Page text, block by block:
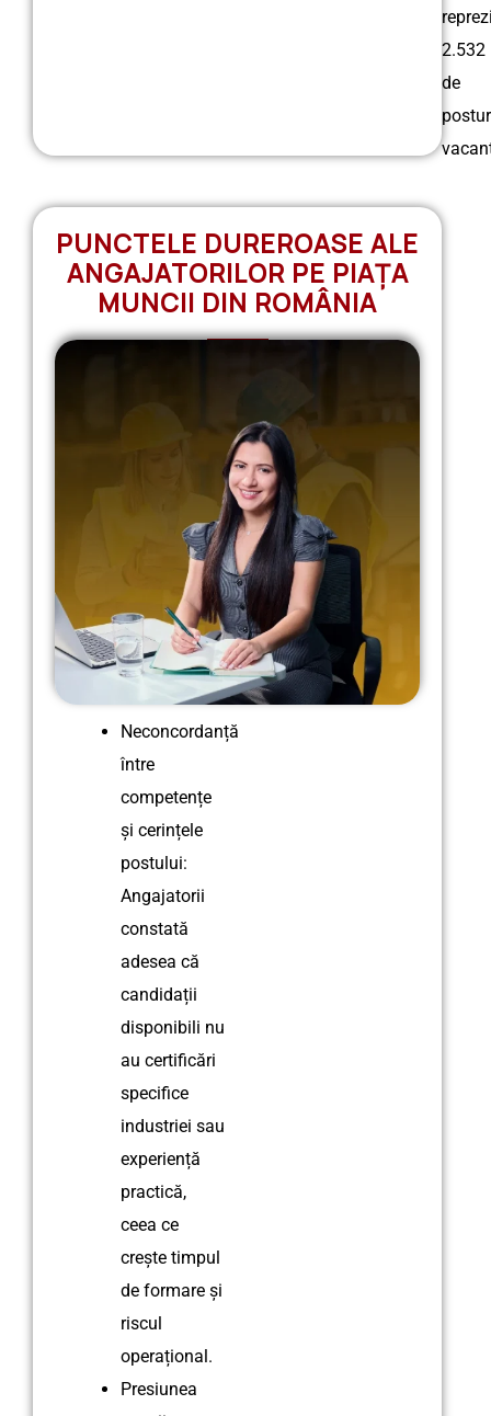
2.532
de
PUNCTELE DUREROASE ALE
ANGAJATORILOR PE PIAȚA
MUNCII DIN ROMÂNIA
Neconcordanță
între
competențe
și cerințele
postului:
Angajatorii
constată
adesea că
candidații
disponibili nu
au certificări
specifice
industriei sau
experiență
practică,
ceea ce
crește timpul
de formare și
riscul
operațional.
Presiunea